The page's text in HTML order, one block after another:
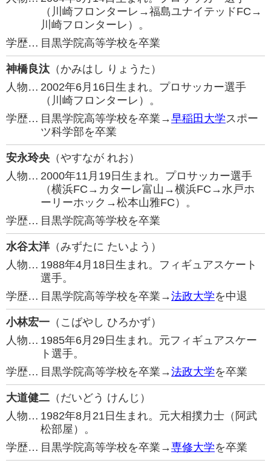
（川崎フロンターレ→福島ユナイテッドFC→
川崎フロンターレ）。
学歴… 目黒学院高等学校を卒業
神橋良汰 （かみはし りょうた）
人物… 2002年6月16日生まれ。プロサッカー選手
（川崎フロンターレ）。
学歴… 目黒学院高等学校を卒業→早稲田大学スポー
ツ科学部を卒業
安永玲央 （やすなが れお）
人物… 2000年11月19日生まれ。プロサッカー選手
（横浜FC→カターレ富山→横浜FC→水戸ホ
ーリーホック→松本山雅FC）。
学歴… 目黒学院高等学校を卒業
水谷太洋（みずたに たいよう）
人物… 1988年4月18日生まれ。フィギュアスケート
選手。
学歴… 目黒学院高等学校を卒業→法政大学を中退
小林宏一 （こばやし ひろかず）
人物… 1985年6月29日生まれ。元フィギュアスケー
ト選手。
学歴… 目黒学院高等学校を卒業→法政大学を卒業
大道健二 （だいどう けんじ）
人物… 1982年8月21日生まれ。元大相撲力士（阿武
松部屋）。
学歴… 目黒学院高等学校を卒業→専修大学を卒業